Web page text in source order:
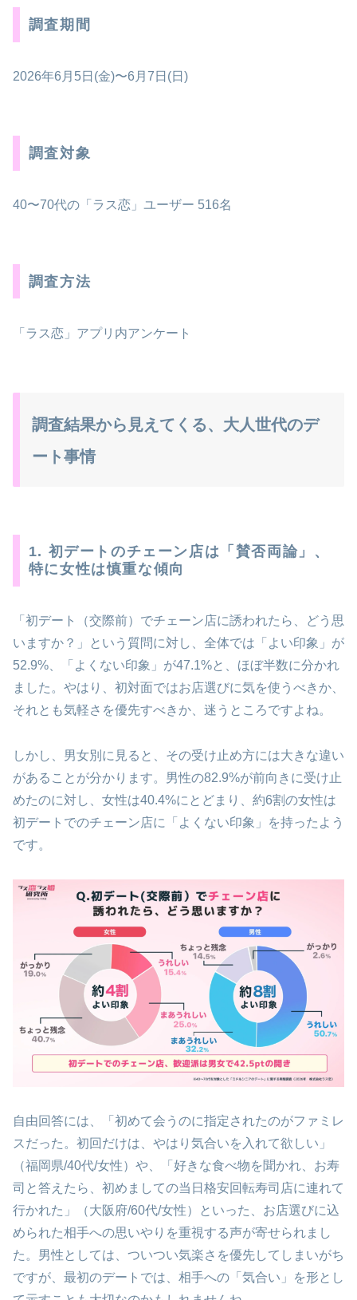
調査期間
2026年6月5日(金)〜6月7日(日)
調査対象
40〜70代の「ラス恋」ユーザー 516名
調査方法
「ラス恋」アプリ内アンケート
調査結果から見えてくる、大人世代のデ
ート事情
1. 初デートのチェーン店は「賛否両論」、
特に女性は慎重な傾向
「初デート（交際前）でチェーン店に誘われたら、どう思
いますか？」という質問に対し、全体では「よい印象」が
52.9%、「よくない印象」が47.1%と、ほぼ半数に分かれ
ました。やはり、初対面ではお店選びに気を使うべきか、
それとも気軽さを優先すべきか、迷うところですよね。
しかし、男女別に見ると、その受け止め方には大きな違い
があることが分かります。男性の82.9%が前向きに受け止
めたのに対し、女性は40.4%にとどまり、約6割の女性は
初デートでのチェーン店に「よくない印象」を持ったよう
です。
自由回答には、「初めて会うのに指定されたのがファミレ
スだった。初回だけは、やはり気合いを入れて欲しい」
（福岡県/40代/女性）や、「好きな食べ物を聞かれ、お寿
司と答えたら、初めましての当日格安回転寿司店に連れて
行かれた」（大阪府/60代/女性）といった、お店選びに込
められた相手への思いやりを重視する声が寄せられまし
た。男性としては、ついつい気楽さを優先してしまいがち
ですが、最初のデートでは、相手への「気合い」を形とし